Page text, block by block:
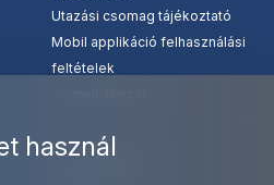
használ
Utazási csomag tájékoztató
Mobil applikáció felhasználási
feltételek